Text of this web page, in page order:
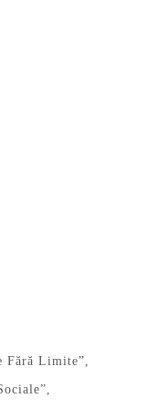
Fără Limite”,